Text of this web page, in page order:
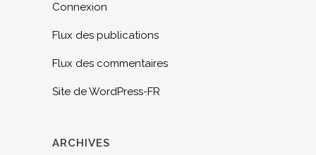
Connexion
Flux des publications
Flux des commentaires
Site de WordPress-FR
ARCHIVES